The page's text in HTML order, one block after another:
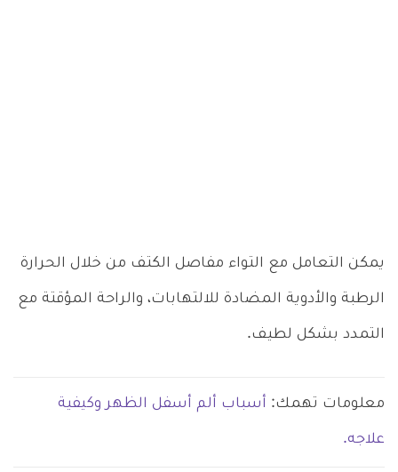
يمكن التعامل مع التواء مفاصل الكتف من خلال الحرارة
الرطبة والأدوية المضادة للالتهابات، والراحة المؤقتة مع
التمدد بشكل لطيف.
معلومات تهمك: أسباب ألم أسفل الظهر وكيفية
علاجه.